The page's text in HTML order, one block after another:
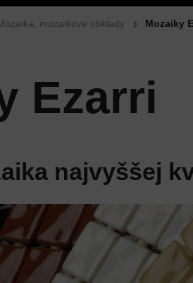
mozaikové obklady Mozaiky
Ezarri
najvyššej